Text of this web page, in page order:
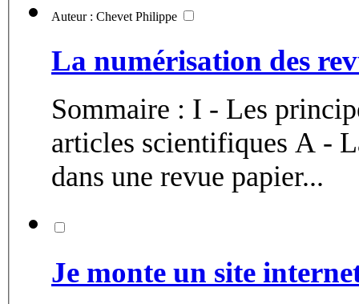
Auteur : Chevet Philippe
La numérisation des
Sommaire : I - Les
articles scientifiques A - La diffusion d'un article scientifique
dans une revue papier...
Je monte un site